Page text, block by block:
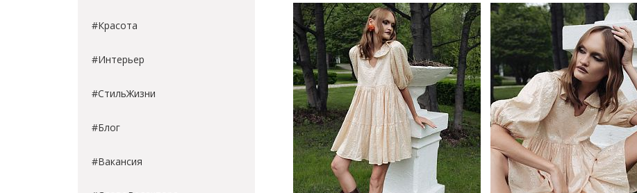
#Красота
#Интерьер
#СтильЖизни
#Блог
#Вакансия